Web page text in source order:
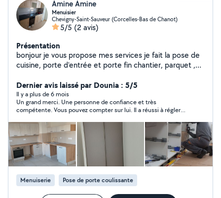
Amine Amine
Menuisier
Chevigny-Saint-Sauveur (Corcelles-Bas de Chanot)
5/5 (2 avis)
Présentation
bonjour je vous propose mes services je fait la pose de
cuisine, porte d'entrée et porte fin chantier, parquet ,
Dernier avis laissé par Dounia : 5/5
Il y a plus de 6 mois
Un grand merci. Une personne de confiance et très
compétente. Vous pouvez compter sur lui. Il a réussi à régler
même pas réussi. Je referais appel à lui sans problème. très
réactif
Menuiserie Pose de porte coulissante